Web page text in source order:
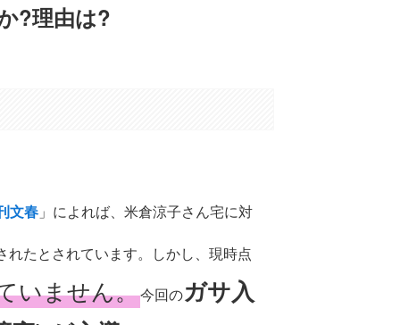
?理由は?
文春 」によれば、米倉涼子さん宅に対
れたとされています。しかし、現時点
いません。今回のガサ入